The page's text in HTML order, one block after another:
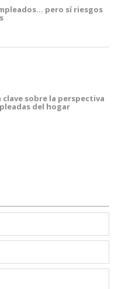
pero sí riesgos
sobre la perspectiva
del hogar